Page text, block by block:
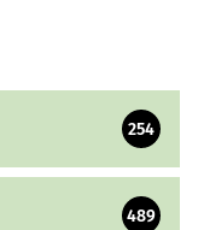
254
489